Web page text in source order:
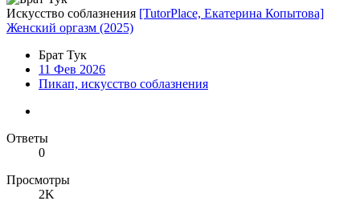
Искусство соблазнения [TutorPlace, Екатерина Копытова]
Женский оргазм (2025)
Брат Тук
11 Фев 2026
Пикап, искусство соблазнения
Ответы
0
Просмотры
2K